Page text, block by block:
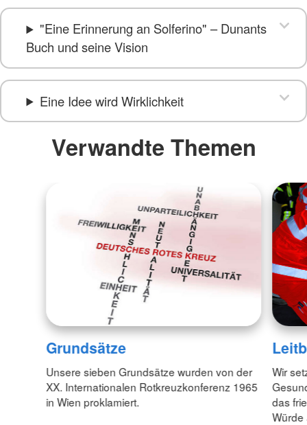
"Eine Erinnerung an Solferino" – Dunants
Buch und seine Vision
Eine Idee wird Wirklichkeit
Verwandte Themen
Grundsätze
Unsere sieben Grundsätze wurden von der
XX. Internationalen Rotkreuzkonferenz 1965
in Wien proklamiert.
Wir
das
Würde